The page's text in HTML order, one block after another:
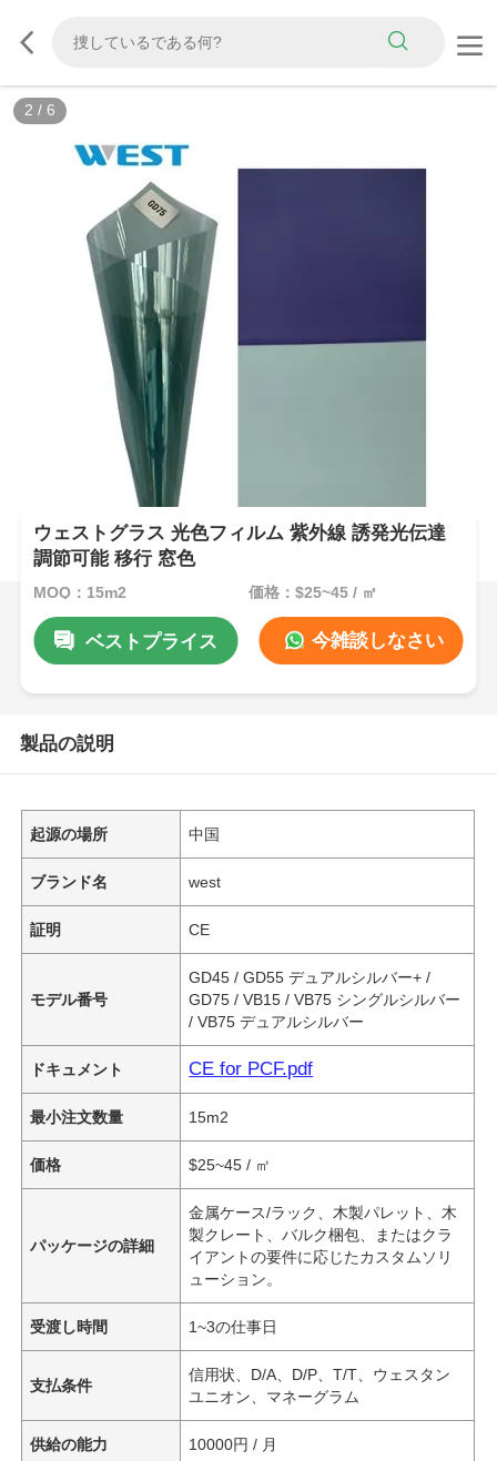
3 / 6
ウェストグラス 光色フィルム 紫外線 誘発光伝達
調節可能 移行 窓色
MOQ：15m2 価格：$25~45 / ㎡
ベストプライス 今雑談しなさい
製品の説明
起源の場所 中国
ブランド名 west
証明 CE
モデル番号
GD45 / GD55 デュアルシルバー+ /
GD75 / VB15 / VB75 シングルシルバー
/ VB75 デュアルシルバー
ドキュメント CE for PCF.pdf
最小注文数量 15m2
価格 $25~45 / ㎡
パッケージの詳細
金属ケース/ラック、木製パレット、木
製クレート、バルク梱包、またはクラ
イアントの要件に応じたカスタムソリ
ューション。
受渡し時間 1~3の仕事日
支払条件
信用状、D/A、D/P、T/T、ウェスタン
ユニオン、マネーグラム
供給の能力 10000円 / 月